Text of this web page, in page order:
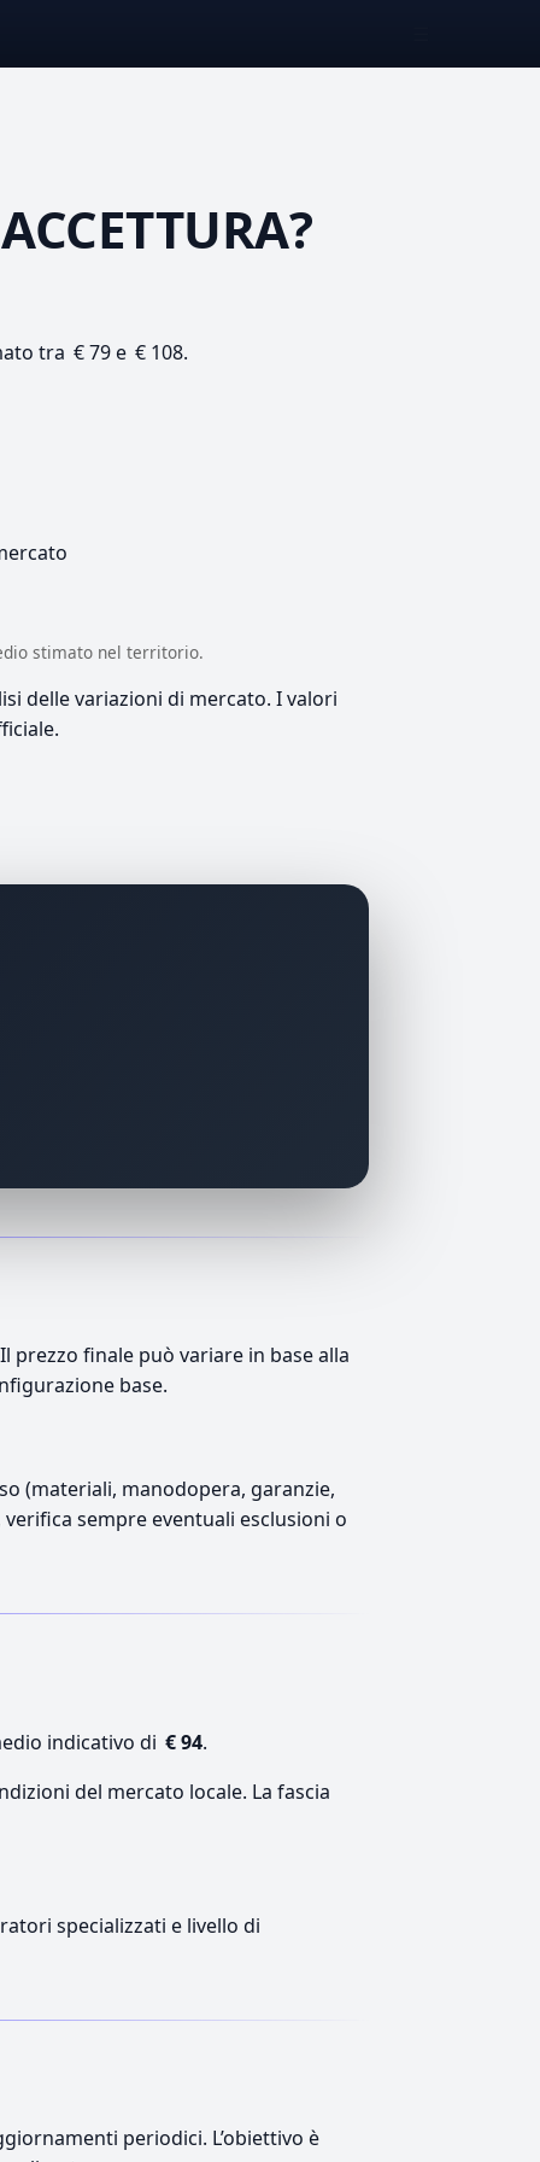
tra € 79 e € 108.
stimato nel territorio.
delle variazioni di mercato. I valori
prezzo finale può variare in base alla
base.
(materiali, manodopera, garanzie,
sempre eventuali esclusioni o
indicativo di € 94.
del mercato locale. La fascia
specializzati e livello di
periodici. L’obiettivo è